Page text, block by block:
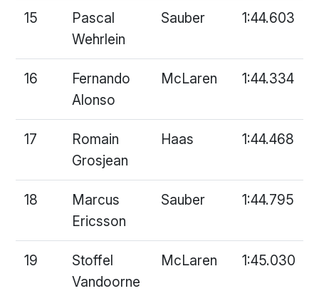
15
Pascal
Wehrlein
Sauber 1:44.603
16
Fernando
Alonso
McLaren 1:44.334
17
Romain
Grosjean
Haas 1:44.468
18
Marcus
Ericsson
Sauber 1:44.795
19
Stoffel
Vandoorne
McLaren 1:45.030